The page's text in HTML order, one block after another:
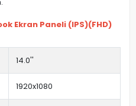
Ekran Paneli (IPS)(FHD)
14.0''
1920x1080